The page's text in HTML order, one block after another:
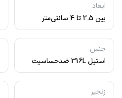
ابعاد
بین 2.5 تا 4 سانتی‌متر
جنس
استیل 316L ضدحساسیت
زنجیر